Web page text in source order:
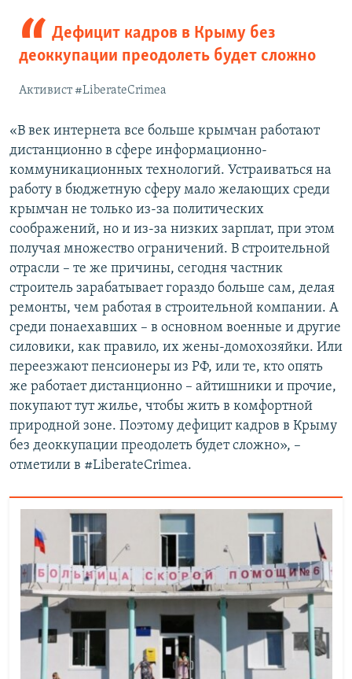
Дефицит кадров в Крыму без
деоккупации преодолеть будет сложно
Активист #LiberateCrimea
«В век интернета все больше крымчан работают
дистанционно в сфере информационно-
коммуникационных технологий. Устраиваться на
работу в бюджетную сферу мало желающих среди
крымчан не только из-за политических
соображений, но и из-за низких зарплат, при этом
получая множество ограничений. В строительной
отрасли – те же причины, сегодня частник
строитель зарабатывает гораздо больше сам, делая
ремонты, чем работая в строительной компании. А
среди понаехавших – в основном военные и другие
силовики, как правило, их жены-домохозяйки. Или
переезжают пенсионеры из РФ, или те, кто опять
же работает дистанционно – айтишники и прочие,
покупают тут жилье, чтобы жить в комфортной
природной зоне. Поэтому дефицит кадров в Крыму
без деоккупации преодолеть будет сложно», –
отметили в #LiberateCrimea.